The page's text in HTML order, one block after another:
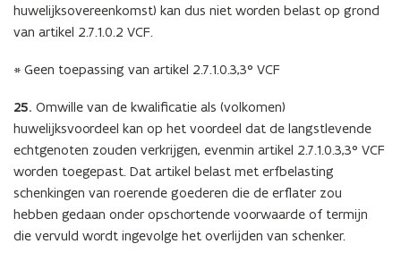
huwelijksovereenkomst) kan dus niet worden belast op grond
van artikel 2.7.1.0.2 VCF.
* Geen toepassing van artikel 2.7.1.0.3,3° VCF
25. Omwille van de kwalificatie als (volkomen)
huwelijksvoordeel kan op het voordeel dat de langstlevende
echtgenoten zouden verkrijgen, evenmin artikel 2.7.1.0.3,3° VCF
worden toegepast. Dat artikel belast met erfbelasting
schenkingen van roerende goederen die de erflater zou
hebben gedaan onder opschortende voorwaarde of termijn
die vervuld wordt ingevolge het overlijden van schenker.